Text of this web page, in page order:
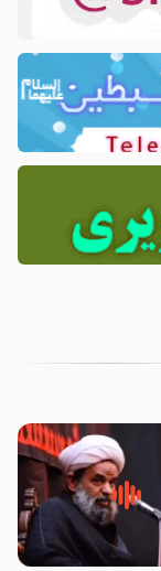
پاره های جگر امام
علیه السلام-حجت